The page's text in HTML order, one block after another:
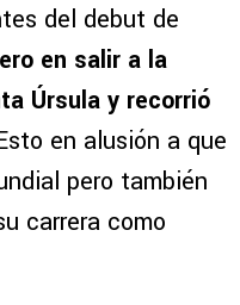
del debut de
en salir a la
Úrsula y recorrió
en alusión a que
pero también
carrera como